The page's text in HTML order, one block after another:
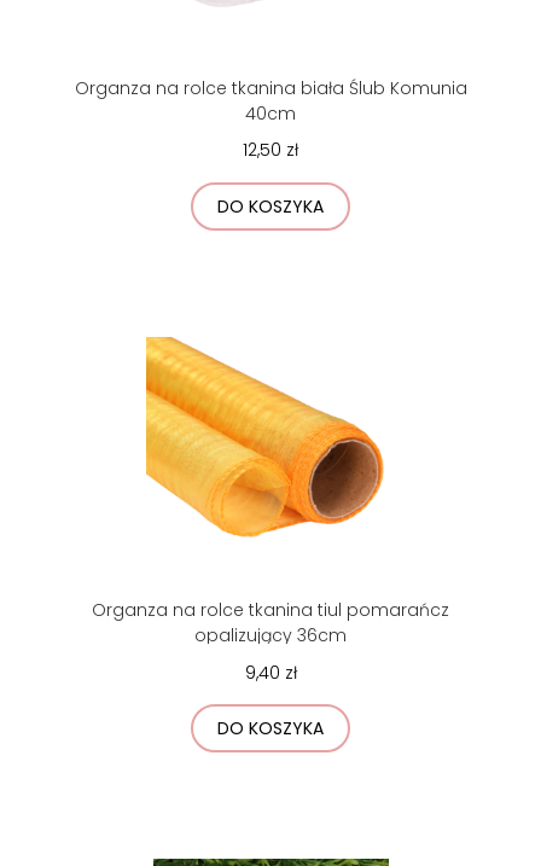
Organza na rolce tkanina biała Ślub Komunia
40cm
12,50 zł
DO KOSZYKA
Organza na rolce tkanina tiul pomarańcz
opalizujący 36cm
9,40 zł
DO KOSZYKA